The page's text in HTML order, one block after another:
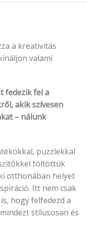
a kreativitás
valami
fedezik fel a
akik szívesen
– nálunk
puzzlekkal
töltöttük
otthonában helyet
Itt nem csak
hogy felfedezd a
stílusosan és